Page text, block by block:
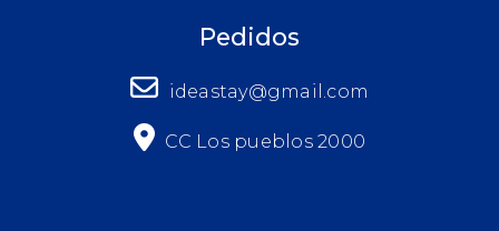
Pedidos
ideastay@gmail.com
CC Los pueblos 2000